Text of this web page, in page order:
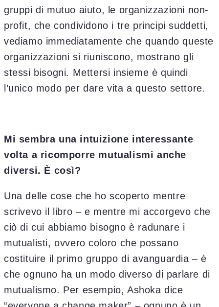
gruppi di mutuo aiuto, le organizzazioni non-
profit, che condividono i tre principi suddetti,
vediamo immediatamente che quando queste
organizzazioni si riuniscono, mostrano gli
stessi bisogni. Mettersi insieme è quindi
l’unico modo per dare vita a questo settore.
Mi sembra una intuizione interessante
volta a ricomporre mutualismi anche
diversi. È così?
Una delle cose che ho scoperto mentre
scrivevo il libro – e mentre mi accorgevo che
ciò di cui abbiamo bisogno è radunare i
mutualisti, ovvero coloro che possano
costituire il primo gruppo di avanguardia – è
che ognuno ha un modo diverso di parlare di
mutualismo. Per esempio, Ashoka dice